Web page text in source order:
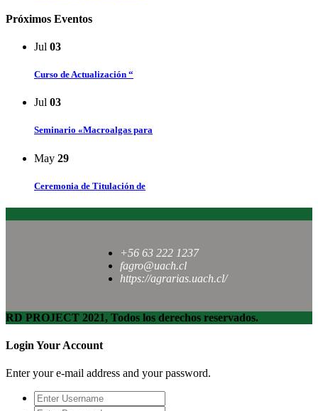
Próximos Eventos
Jul 03
Curso de Actualización “
Jul 03
Seminario «Macroalgas para
May 29
Ceremonia de Titulación de
+56 63 222 1237
fagro@uach.cl
https://agrarias.uach.cl/
RD PROJECT 2021, Todos los derechos reservados.
Login Your Account
Enter your e-mail address and your password.